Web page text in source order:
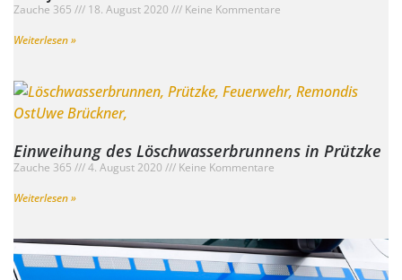
Zauche 365 18. August 2020
Keine Kommentare
Weiterlesen »
Einweihung des Löschwasserbrunnens in Prützke
Zauche 365 4. August 2020
Keine Kommentare
Weiterlesen »